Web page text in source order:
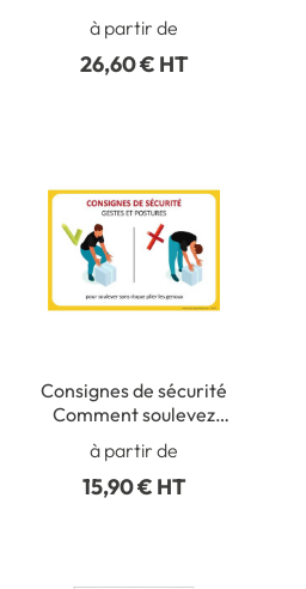
420 x L 300 mm
Matière PVC 1 mm
à partir de
26,60 € HT
Consignes de sécurité
Comment soulevez
correctement
à partir de
15,90 € HT